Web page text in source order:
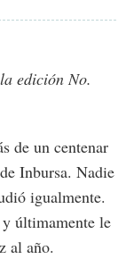
edición No.
de un centenar
Inbursa. Nadie
igualmente.
últimamente le
al año.